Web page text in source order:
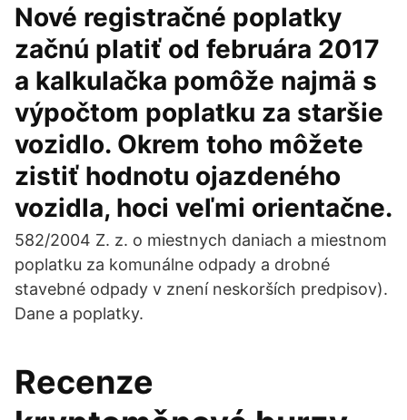
Nové registračné poplatky
začnú platiť od februára 2017
a kalkulačka pomôže najmä s
výpočtom poplatku za staršie
vozidlo. Okrem toho môžete
zistiť hodnotu ojazdeného
vozidla, hoci veľmi orientačne.
582/2004 Z. z. o miestnych daniach a miestnom
poplatku za komunálne odpady a drobné
stavebné odpady v znení neskorších predpisov).
Dane a poplatky.
Recenze